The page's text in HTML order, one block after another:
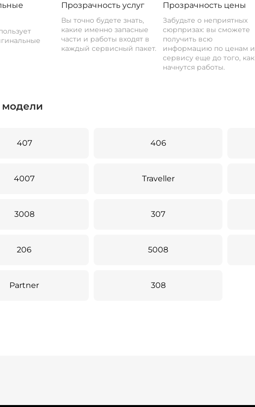
Прозрачность услуг
Вы точно будете знать,
какие именно запасные
части и работы входят в
каждый сервисный пакет.
Прозрачность цены
Забудьте о неприятных
сюрпризах: вы сможете
получить всю
информацию по ценам и
сервису еще до того, как
начнутся работы.
модели
407 406
4007 Traveller
3008 307
206 5008
Partner 308